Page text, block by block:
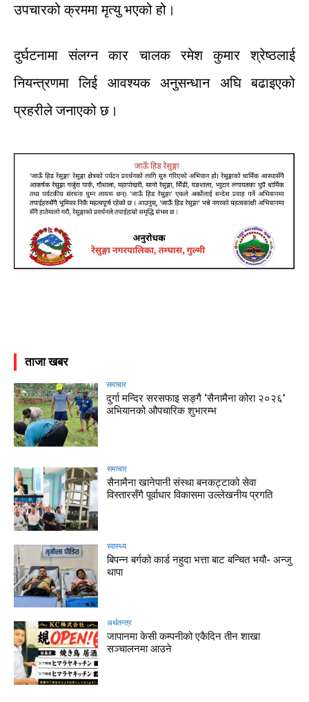
उपचारको क्रममा मृत्यु भएको हो।
दुर्घटनामा संलग्न कार चालक रमेश कुमार
श्रेष्ठलाई
नियन्त्रणमा
लिई आवश्यक अनुसन्धान अघि
बढाइएको
प्रहरीले जनाएको छ।
ताजा खबर
समाचार
दुर्गा मन्दिर सरसफाइ सङ्गै ‘सैनामैना कोरा २०२६’
अभियानको औपचारिक शुभारम्भ
समाचार
सैनामैना खानेपानी संस्था बनकट्टाको सेवा
विस्तारसँगै पूर्वाधार विकासमा उल्लेखनीय प्रगति
स्वास्थ्य
बिपन्न बर्गको कार्ड नहुदा भत्ता बाट बन्चित भयौ- अन्जु
थापा
अर्थतन्त्र
जापानमा केसी कम्पनीको एकैदिन तीन शाखा
सञ्चालनमा आउने